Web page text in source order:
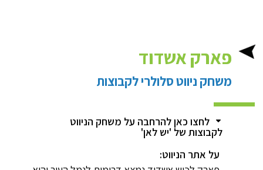
פארק אשדוד
משחק ניווט סלולרי לקבוצות
לחצו כאן להרחבה על משחק הניווט
לקבוצות של 'יש לאן'
על אתר הניווט: